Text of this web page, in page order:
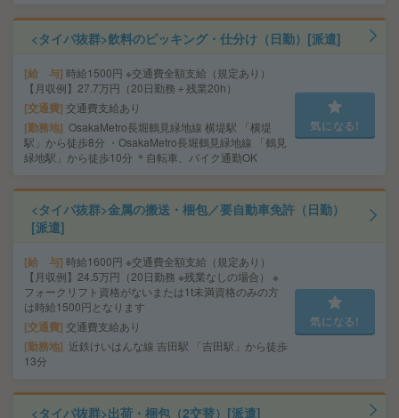
<タイパ抜群>飲料のピッキング・仕分け（日勤）[派遣]
給 与 時給1500円 ※交通費全額支給（規定あり）
【月収例】27.7万円（20日勤務＋残業20h）
交通費 交通費支給あり
勤務地 OsakaMetro長堀鶴見緑地線 横堤駅 「横堤
駅」から徒歩8分 ・OsakaMetro長堀鶴見緑地線 「鶴見
緑地駅」から徒歩10分 ＊自転車、バイク通勤OK
気になる!
<タイパ抜群>金属の搬送・梱包／要自動車免許（日勤）
[派遣]
給 与 時給1600円 ※交通費全額支給（規定あり）
【月収例】24.5万円（20日勤務 ※残業なしの場合） ※
フォークリフト資格がないまたは1t未満資格のみの方
は時給1500円となります
交通費 交通費支給あり
勤務地
近鉄けいはんな線 吉田駅 「吉田駅」から徒歩
13分
気になる!
<タイパ抜群>出荷・梱包（2交替）[派遣]